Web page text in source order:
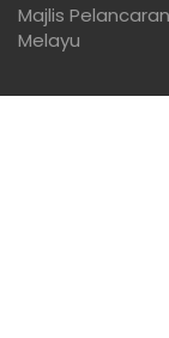
Majlis
Melayu